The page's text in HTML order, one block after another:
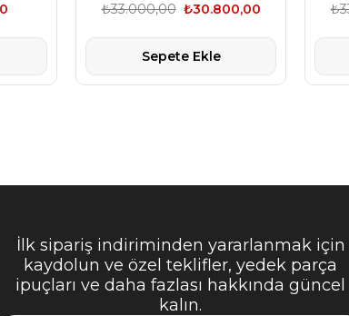
₺30.800,00
₺33.000,00
Sepete Ekle
İlk sipariş indiriminden yararlanmak için
kaydolun ve özel teklifler, yedek parça
ipuçları ve daha fazlası hakkında güncel
kalın.